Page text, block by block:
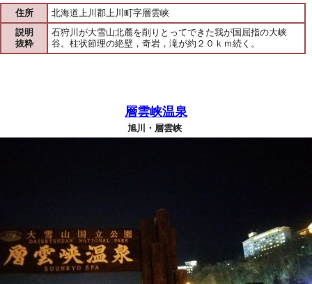
住所
北海道上川郡上川町字層雲峡
説明
抜粋
石狩川が大雪山北麓を削りとってできた我が国屈指の大峡
谷。柱状節理の絶壁，奇岩，滝が約２０ｋｍ続く。
層雲峡温泉
旭川・層雲峡